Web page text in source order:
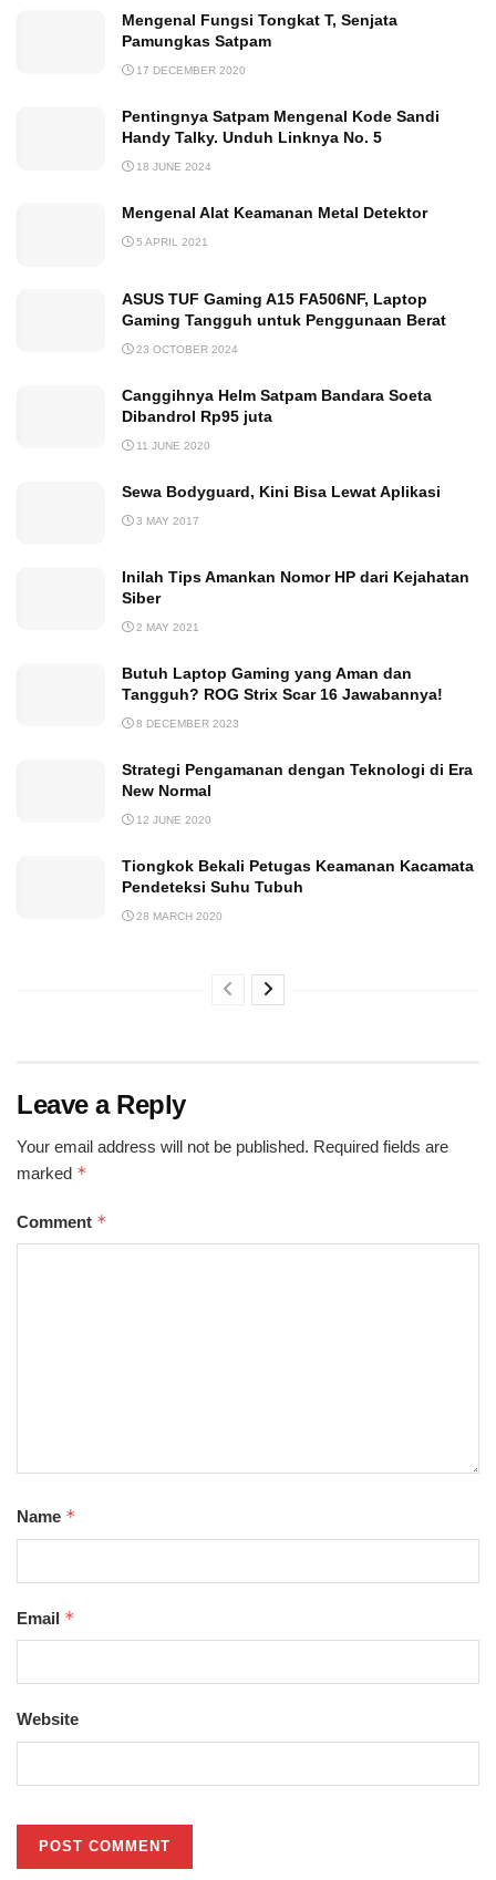
Mengenal Fungsi Tongkat T, Senjata
Pamungkas Satpam
17 DECEMBER 2020
Pentingnya Satpam Mengenal Kode Sandi
Handy Talky. Unduh Linknya No. 5
18 JUNE 2024
Mengenal Alat Keamanan Metal Detektor
5 APRIL 2021
ASUS TUF Gaming A15 FA506NF, Laptop
Gaming Tangguh untuk Penggunaan Berat
23 OCTOBER 2024
Canggihnya Helm Satpam Bandara Soeta
Dibandrol Rp95 juta
11 JUNE 2020
Sewa Bodyguard, Kini Bisa Lewat Aplikasi
3 MAY 2017
Inilah Tips Amankan Nomor HP dari Kejahatan
Siber
2 MAY 2021
Butuh Laptop Gaming yang Aman dan
Tangguh? ROG Strix Scar 16 Jawabannya!
8 DECEMBER 2023
Strategi Pengamanan dengan Teknologi di Era
New Normal
12 JUNE 2020
Tiongkok Bekali Petugas Keamanan Kacamata
Pendeteksi Suhu Tubuh
28 MARCH 2020
Leave a Reply
Your email address will not be published. Required fields are
marked *
Comment *
Name *
Email *
Website